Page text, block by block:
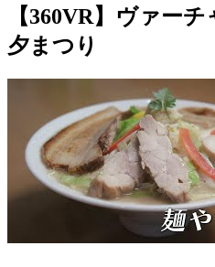
【360VR】ヴァー
夕まつり